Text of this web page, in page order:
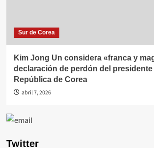
Sur de Corea
Kim Jong Un considera «franca y
declaración de perdón del presidente
República de Corea
abril 7, 2026
Twitter